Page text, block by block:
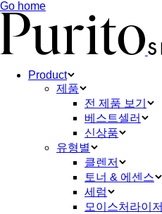
Go home
Product
제품
전 제품 보기
베스트셀러
신상품
유형별
클렌저
토너 & 에센스
세럼
모이스처라이저